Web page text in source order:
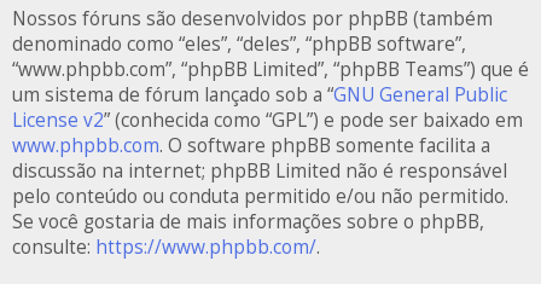
Nossos fóruns são desenvolvidos por phpBB (também
denominado como “eles”, “deles”, “phpBB software”,
“www.phpbb.com”, “phpBB Limited”, “phpBB Teams”) que é
um sistema de fórum lançado sob a “GNU General Public
License v2” (conhecida como “GPL”) e pode ser baixado em
www.phpbb.com. O software phpBB somente facilita a
discussão na internet; phpBB Limited não é responsável
pelo conteúdo ou conduta permitido e/ou não permitido.
Se você gostaria de mais informações sobre o phpBB,
consulte: https://www.phpbb.com/.